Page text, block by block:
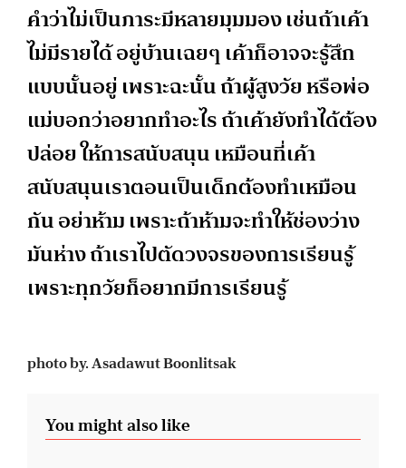
คำว่าไม่เป็นภาระมีหลายมุมมอง เช่นถ้าเค้า
ไม่มีรายได้ อยู่บ้านเฉยๆ เค้าก็อาจจะรู้สึก
แบบนั้นอยู่ เพราะฉะนั้น ถ้าผู้สูงวัย หรือพ่อ
แม่บอกว่าอยากทำอะไร ถ้าเค้ายังทำได้ต้อง
ปล่อย ให้การสนับสนุน เหมือนที่เค้า
สนับสนุนเราตอนเป็นเด็กต้องทำเหมือน
กัน อย่าห้าม เพราะถ้าห้ามจะทำให้ช่องว่าง
มันห่าง ถ้าเราไปตัดวงจรของการเรียนรู้
เพราะทุกวัยก็อยากมีการเรียนรู้
photo by. Asadawut Boonlitsak
You might also like